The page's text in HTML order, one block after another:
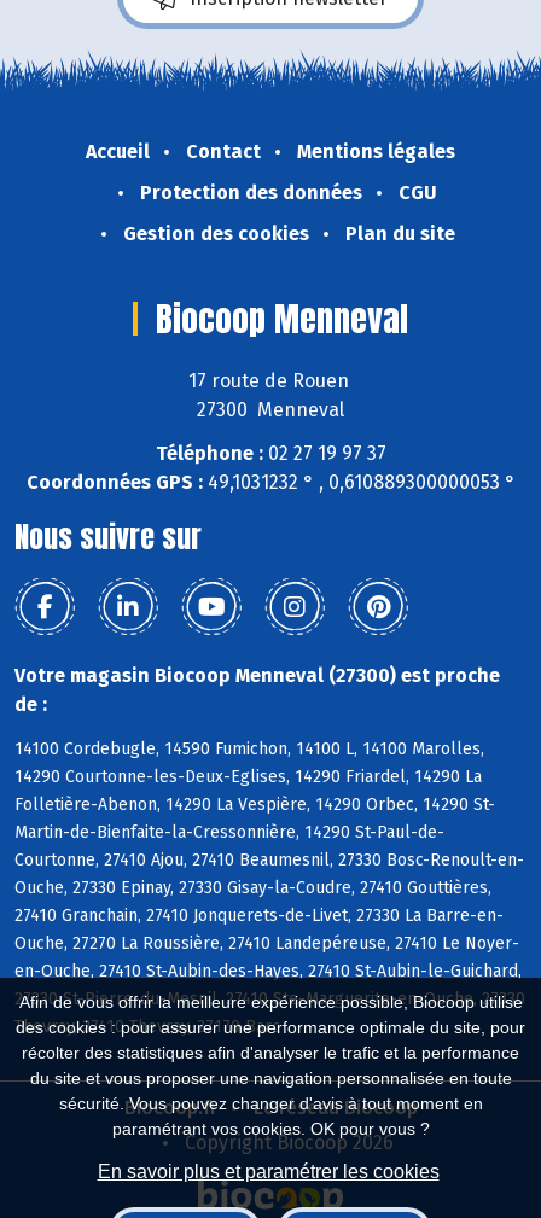
Afin de vous offrir la meilleure expérience possible, Biocoop utilise
des cookies : pour assurer une performance optimale du site, pour
récolter des statistiques afin d'analyser le trafic et la performance
du site et vous proposer une navigation personnalisée en toute
sécurité. Vous pouvez changer d'avis à tout moment en
paramétrant vos cookies. OK pour vous ?
En savoir plus et paramétrer les cookies
Accueil Contact
Mentions légales
Protection des données
CGU
Gestion des cookies
Plan du site
Biocoop Menneval
17 route de Rouen
27300 Menneval
Téléphone :02 27 19 97 37
Coordonnées GPS :49,1031232 ° , 0,610889300000053 °
Nous suivre sur
Votre magasin Biocoop Menneval (27300) est proche
de :
14100 Cordebugle, 14590 Fumichon, 14100 L, 14100 Marolles,
14290 Courtonne-les-Deux-Eglises, 14290 Friardel, 14290 La
Folletière-Abenon, 14290 La Vespière, 14290 Orbec, 14290 St-
Martin-de-Bienfaite-la-Cressonnière, 14290 St-Paul-de-
Courtonne, 27410 Ajou, 27410 Beaumesnil, 27330 Bosc-Renoult-en-
Ouche, 27330 Epinay, 27330 Gisay-la-Coudre, 27410 Gouttières,
27410 Granchain, 27410 Jonquerets-de-Livet, 27330 La Barre-en-
Ouche, 27270 La Roussière, 27410 Landepéreuse, 27410 Le Noyer-
en-Ouche, 27410 St-Aubin-des-Hayes, 27410 St-Aubin-le-Guichard,
27330 St-Pierre-du-Mesnil, 27410 Ste-Marguerite-en-Ouche, 27330
Thevray, 27410 Thevray, 27170 Barc
Biocoop.fr
Le réseau Biocoop
Copyright Biocoop 2026